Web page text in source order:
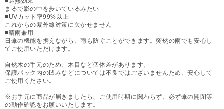
まるで影の中を歩いているみたい
■UVカット率99%以上
これからの紫外線対策に欠かせません
■晴雨兼用
日傘の機能を携えながら、雨も防ぐことができます。突然の雨でも安心し
てご使用いただけます。
自然木の手元のため、木目など個体差があります。
保護パック内の凹みなどについては不良ではございませんため、安心して
ご使用ください。
※お手元に商品が届きましたら、ご使用時期に関わらず、必ず傘の開閉等
の動作確認をお願いいたします。